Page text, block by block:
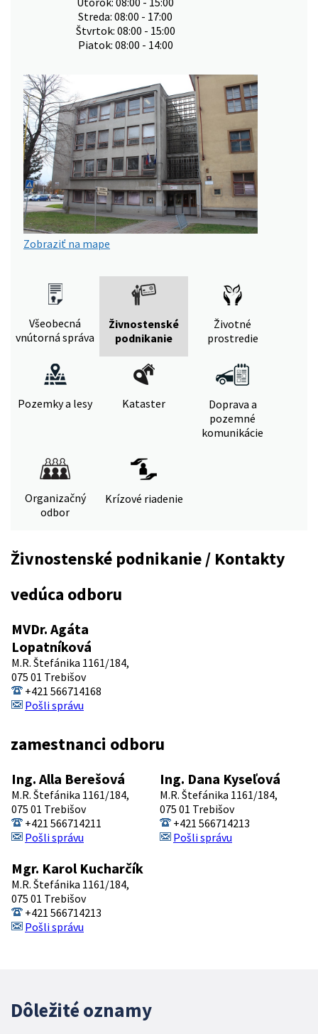
Streda: 08:00 - 17:00
Štvrtok: 08:00 - 15:00
Piatok: 08:00 - 14:00
Zobraziť na mape
Všeobecná
vnútorná správa
Živnostenské
podnikanie
Životné
prostredie
Pozemky a lesy Kataster
Doprava a
pozemné
komunikácie
Organizačný
odbor
Krízové riadenie
Živnostenské podnikanie / Kontakty
vedúca odboru
MVDr. Agáta
Lopatníková
M.R. Štefánika 1161/184,
075 01 Trebišov
+421 566714168
Pošli správu
zamestnanci odboru
Ing. Alla Berešová
M.R. Štefánika 1161/184,
075 01 Trebišov
+421 566714211
Pošli správu
Ing. Dana Kyseľová
M.R. Štefánika 1161/184,
075 01 Trebišov
+421 566714213
Pošli správu
Mgr. Karol Kucharčík
M.R. Štefánika 1161/184,
075 01 Trebišov
+421 566714213
Pošli správu
Dôležité oznamy